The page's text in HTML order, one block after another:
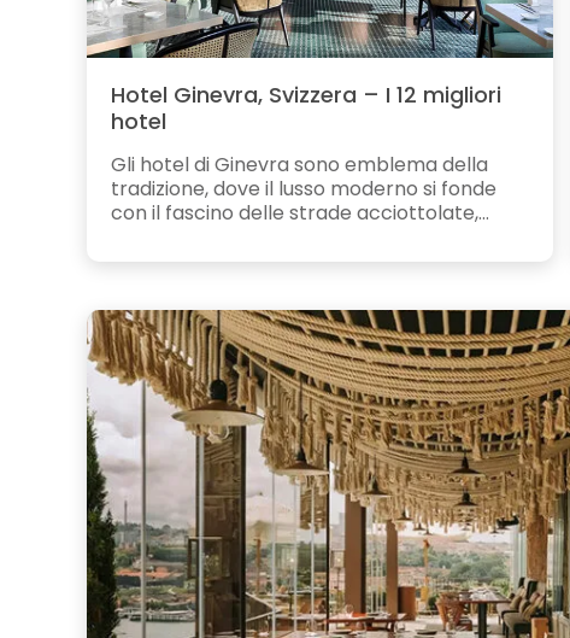
Hotel Ginevra, Svizzera – I 12 migliori
hotel
Gli hotel di Ginevra sono emblema della
tradizione, dove il lusso moderno si fonde
con il fascino delle strade acciottolate,...